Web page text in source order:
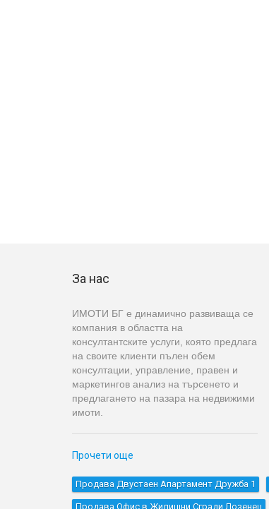
За нас
ИМОТИ БГ е динамично развиваща се
компания в областта на
консултантските услуги, която предлага
на своите клиенти пълен обем
консултации, управление, правен и
маркетингов анализ на търсенето и
предлагането на пазара на недвижими
имоти.
Прочети още
Продава Двустаен Апартамент Дружба 1
Продава Офис в Жилищни Сгради Лозенец